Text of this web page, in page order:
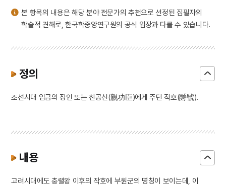
5 세조
6 구이
본 항목의 내용은 해당 분야 전문가의 추천으로 선정된 집필자의
학술적 견해로, 한국학중앙연구원의 공식 입장과 다를 수 있습니다.
정의
조선시대 임금의 장인 또는 친공신(親功臣)에게 주던 작호(爵號).
내용
고려시대에도 충렬왕 이후의 작호에 부원군의 명칭이 보이는데, 이